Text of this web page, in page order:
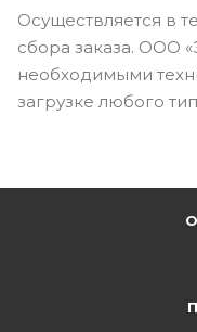
Осуществляется в
сбора заказа. ООО
необходимыми
загрузке любого